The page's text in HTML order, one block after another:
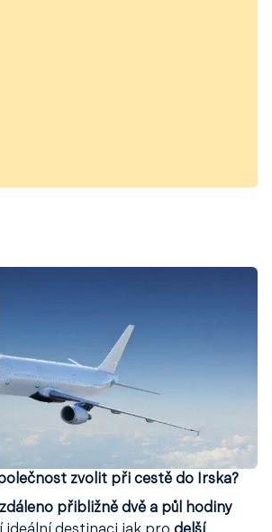
zvolit při cestě do Irska?
přibližně dvě a půl hodiny